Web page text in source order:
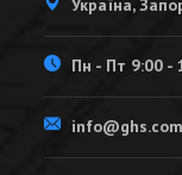
Україна,
Пн - Пт 9:00 -